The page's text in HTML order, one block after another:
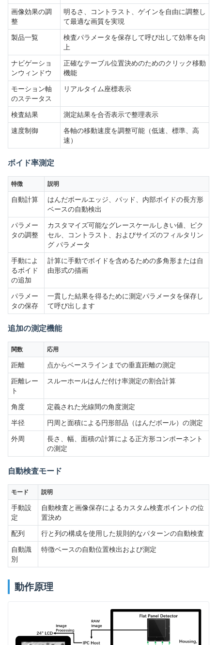
画像効果の調
整
明るさ、コントラスト、ゲインを自由に調整し
て最適な画質を実現
製品一覧
検査パラメータを保存して呼び出して効率を向
上
ナビゲーショ
ンウィンドウ
正確なテーブル位置決めのためのクリック移動
機能
モーション軸
のステータス
リアルタイム座標表示
検査結果 測定結果を合否表示で整理表示
速度制御
各軸の移動速度を調整可能（低速、標準、高
速）
ボイド率測定
特徴 説明
自動計算
はんだボールエッジ、パッド、内部ボイドの長方形
ベースの自動検出
パラメー
タの調整
カスタマイズ可能なグレースケールしきい値、ピク
セル、コントラスト、およびサイズのフィルタリン
グ パラメータ
手動によ
るボイド
の追加
計算に手動でボイドを含めるための多角形または自
由形式の描画
パラメー
タの保存
一貫した結果を得るために測定パラメータを保存し
て呼び出します
追加の測定機能
関数 応用
距離 点からベースラインまでの垂直距離の測定
距離レー
ト
スルーホールはんだ付け率測定の割合計算
角度 定義された光線間の角度測定
半径 円周と面積による円形部品（はんだボール）の測定
外周
長さ、幅、面積の計算による正方形コンポーネント
の測定
自動検査モード
モード 説明
手動設
定
自動検査と画像保存によるカスタム検査ポイントの位
置決め
配列 行と列の構成を使用した規則的なパターンの自動検査
自動識
別
特徴ベースの自動位置検出および測定
動作原理